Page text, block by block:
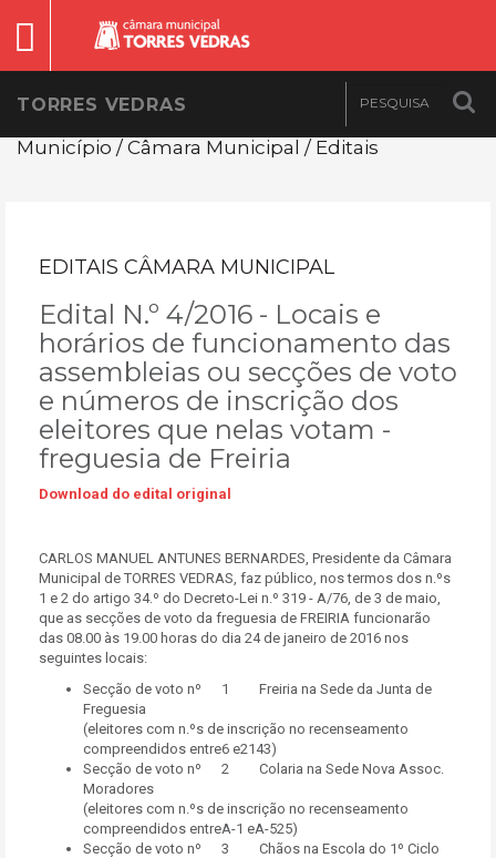
TORRES VEDRAS
Município / Câmara Municipal / Editais
EDITAIS CÂMARA MUNICIPAL
Edital N.º 4/2016 - Locais e
horários de funcionamento das
assembleias ou secções de voto
e números de inscrição dos
eleitores que nelas votam -
freguesia de Freiria
Download do edital original
CARLOS MANUEL ANTUNES BERNARDES, Presidente da Câmara
Municipal de TORRES VEDRAS, faz público, nos termos dos n.ºs
1 e 2 do artigo 34.º do Decreto-Lei n.º 319 - A/76, de 3 de maio,
que as secções de voto da freguesia de FREIRIA funcionarão
das 08.00 às 19.00 horas do dia 24 de janeiro de 2016 nos
seguintes locais:
Secção de voto nº 1 Freiria na Sede da Junta de
Freguesia
(eleitores com n.ºs de inscrição no recenseamento
compreendidos entre6 e2143)
Secção de voto nº 2 Colaria na Sede Nova Assoc.
Moradores
(eleitores com n.ºs de inscrição no recenseamento
compreendidos entreA-1 eA-525)
Secção de voto nº 3 Chãos na Escola do 1º Ciclo